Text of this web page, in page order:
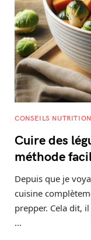
CONSEILS NUTRITION
Cuire des
méthode
Depuis que je
cuisine
prepper. Cela dit,
…